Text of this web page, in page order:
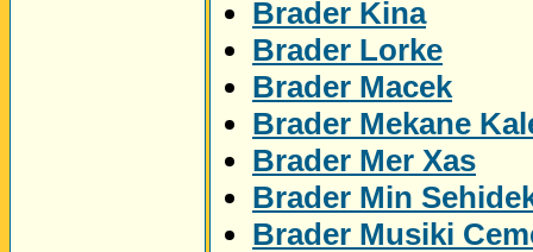
Brader Kina
Brader Lorke
Brader Macek
Brader Mekane
Brader Mer Xas
Brader Min
Brader Musiki